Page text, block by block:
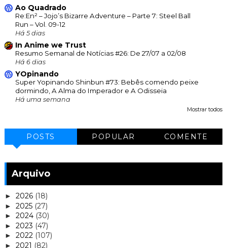
Ao Quadrado
Re:En² – Jojo’s Bizarre Adventure – Parte 7: Steel Ball
Run – Vol. 09-12
Há 5 dias
In Anime we Trust
Resumo Semanal de Notícias #26: De 27/07 a 02/08
Há 6 dias
YOpinando
Super Yopinando Shinbun #73: Bebês comendo peixe
dormindo, A Alma do Imperador e A Odisseia
Há uma semana
Mostrar todos
POSTS POPULAR COMENTE
Arquivo
► 2026 (18)
► 2025 (27)
► 2024 (30)
► 2023 (47)
► 2022 (107)
► 2021 (82)